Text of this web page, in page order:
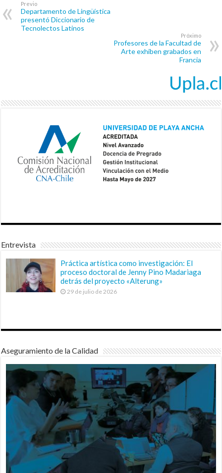
Previo
Departamento de Lingüística
presentó Diccionario de
Tecnolectos Latinos
Próximo
Profesores de la Facultad de
Arte exhiben grabados en
Francia
Entrevista
Práctica artística como investigación: El
proceso doctoral de Jenny Pino Madariaga
detrás del proyecto «Alterung»
29 de julio de 2026
Aseguramiento de la Calidad